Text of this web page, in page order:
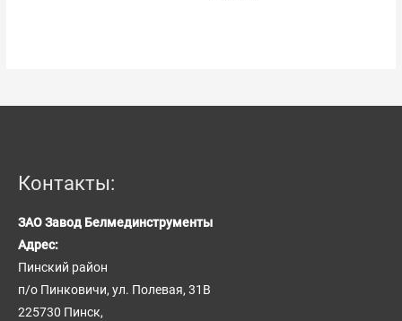
Контакты:
ЗАО Завод Белмединструменты
Адрес:
Пинский район
п/о Пинковичи, ул. Полевая, 31В
225730 Пинск,